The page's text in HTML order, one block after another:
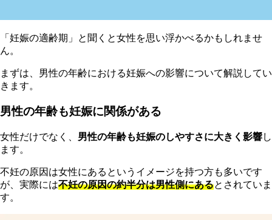
「妊娠の適齢期」と聞くと女性を思い浮かべるかもしれませ
ん。
まずは、男性の年齢における妊娠への影響について解説してい
きます。
男性の年齢も妊娠に関係がある
女性だけでなく、 男性の年齢も妊娠のしやすさに大きく影響し
ます。
不妊の原因は女性にあるというイメージを持つ方も多いです
が、実際には不妊の原因の約半分は男性側にあるとされていま
す。